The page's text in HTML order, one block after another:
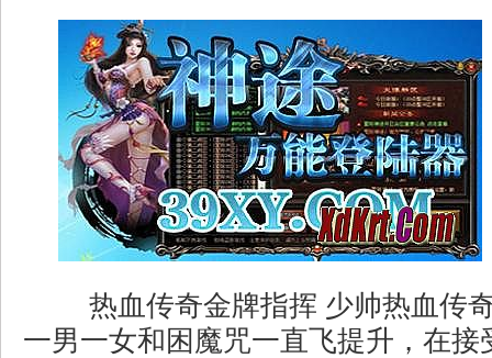
热血传奇金牌指挥 少帅热血传
一男一女和困魔咒一直飞提升，在接